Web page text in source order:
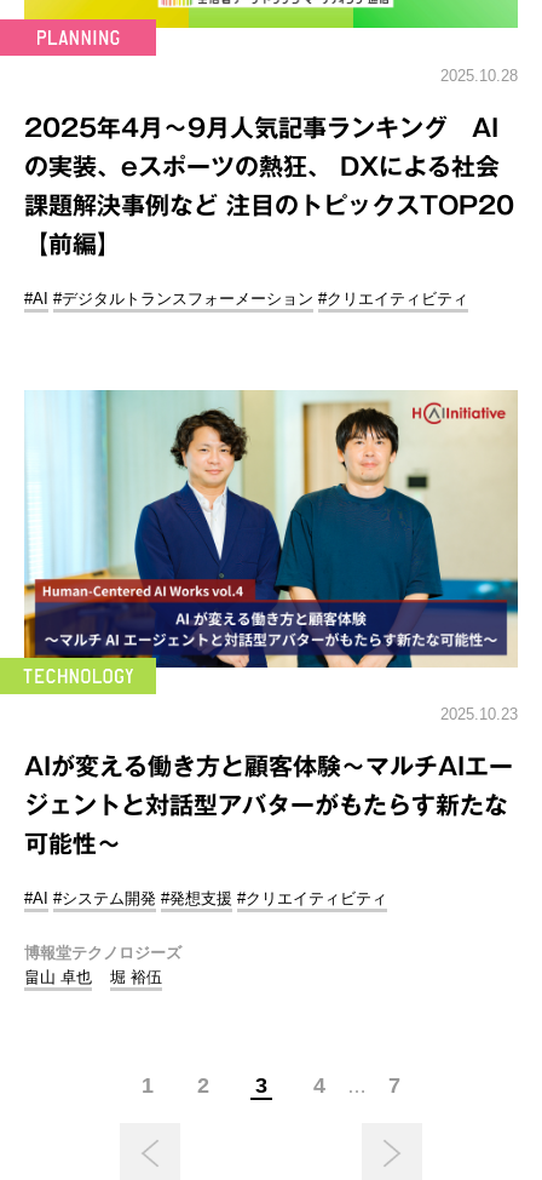
2025.10.28
2025年4月～9月人気記事ランキング AI
の実装、eスポーツの熱狂、 DXによる社会
課題解決事例など 注目のトピックスTOP20
【前編】
#AI #デジタルトランスフォーメーション #クリエイティビティ
2025.10.23
AIが変える働き方と顧客体験～マルチAIエー
ジェントと対話型アバターがもたらす新たな
可能性～
#AI #システム開発 #発想支援 #クリエイティビティ
博報堂テクノロジーズ
畠山 卓也
堀 裕伍
1 2 3 4 … 7